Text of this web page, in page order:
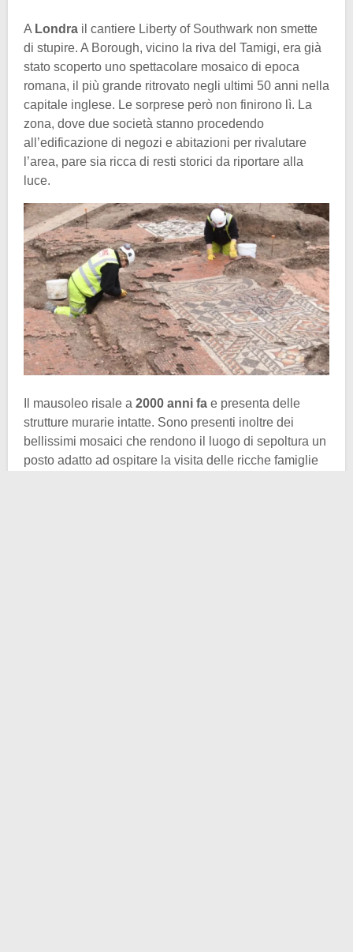
A Londra il cantiere Liberty of Southwark non smette
di stupire. A Borough, vicino la riva del Tamigi, era già
stato scoperto uno spettacolare mosaico di epoca
romana, il più grande ritrovato negli ultimi 50 anni nella
capitale inglese. Le sorprese però non finirono lì. La
zona, dove due società stanno procedendo
all’edificazione di negozi e abitazioni per rivalutare
l’area, pare sia ricca di resti storici da riportare alla
luce.
Il mausoleo risale a 2000 anni fa e presenta delle
strutture murarie intatte. Sono presenti inoltre dei
bellissimi mosaici che rendono il luogo di sepoltura un
posto adatto ad ospitare la visita delle ricche famiglie